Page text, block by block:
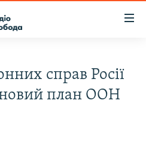
справ Росії
план ООН